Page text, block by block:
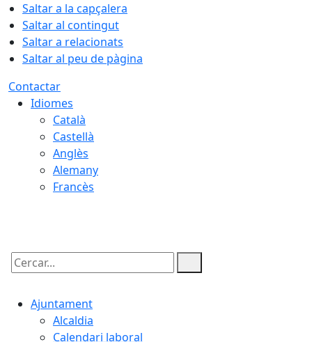
Saltar a la capçalera
Saltar al contingut
Saltar a relacionats
Saltar al peu de pàgina
Contactar
Idiomes
Català
Castellà
Anglès
Alemany
Francès
Cercar:
Ajuntament
Alcaldia
Calendari laboral